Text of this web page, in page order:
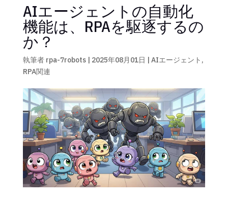
AIエージェントの自動化
機能は、RPAを駆逐するの
か？
執筆者 rpa-7robots| 2025年08月01日 | AIエージェント ,
RPA関連